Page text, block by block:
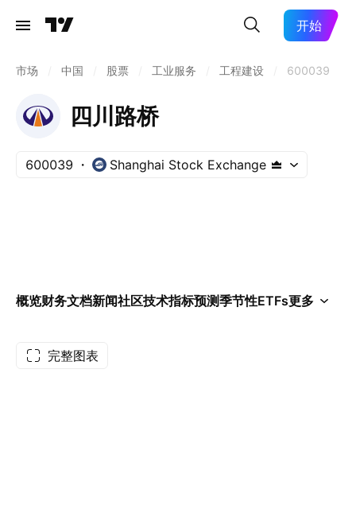
开始
市场 中国 股票 工业服务 工程建设 600039
四川路桥
600039 Shanghai Stock Exchange
概览财务文档新闻社区技术指标预测季节性ETFs更多
完整图表